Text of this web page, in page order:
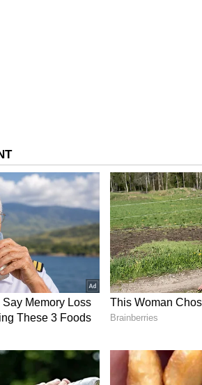
ఛానెల్స్ ఇందులో లైవ్ వస్తాయి.
30 జీబీ హై-స్పీడ్ 4G/5G డేటా
5G డేటాను కూడా వాడుకోవచ్చు. ఈ